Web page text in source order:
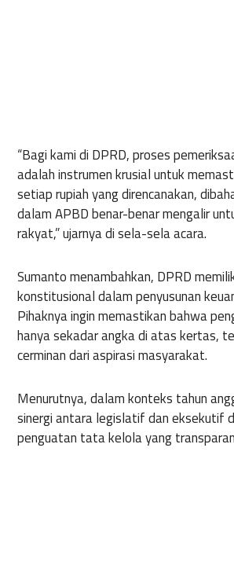
“Bagi kami di DPRD, proses
adalah instrumen krusial untuk
setiap rupiah yang direncanakan,
dalam APBD benar-benar mengalir
rakyat,” ujarnya di sela-sela acara.
Sumanto menambahkan, DPRD
konstitusional dalam penyusunan
Pihaknya ingin memastikan bahwa
hanya sekadar angka di atas kertas,
cerminan dari aspirasi masyarakat.
Menurutnya, dalam konteks tahun
sinergi antara legislatif dan eksekutif
penguatan tata kelola yang